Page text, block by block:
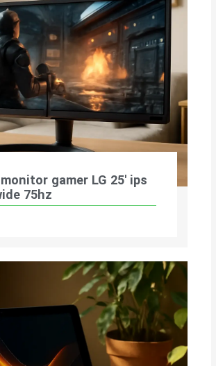
gamer LG 25′ ips
75hz